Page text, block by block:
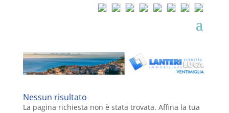
Nessun risultato
La pagina richiesta non è stata trovata. Affina la tua